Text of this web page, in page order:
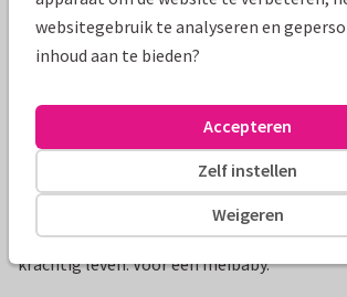
Productinformatie
Het lelietje-van-dalen brengt een
en respect. Een warme herinnering aan
krachtig leven. Voor een meibaby.
websitegebruik te analyseren en
inhoud aan te bieden?
Weigeren
Zelf instellen
Accepteren